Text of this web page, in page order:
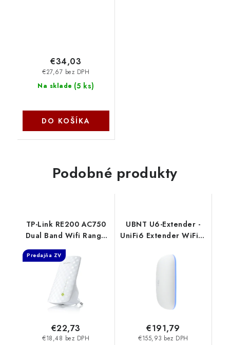
Na sklade (5 ks)
€27,67 bez DPH
€34,03
DO KOŠÍKA
Podobné produkty
TP-Link RE200 AC750
Dual Band Wifi Range
Extender/AP, 3 interní
antény,1x10/100 RJ45,
power schedule TP-link
Predajňa ZV
€18,48 bez DPH
€22,73
UBNT U6-Extender -
UniFi6 Extender WiFi 6
€155,93 bez DPH
€191,79